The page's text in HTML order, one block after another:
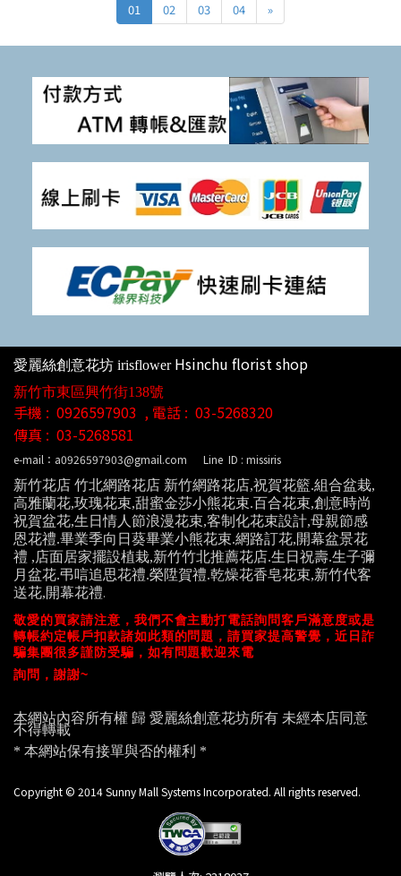
01 02 03 04 »
愛麗絲創意花坊 irisflower Hsinchu florist shop
新竹市東區興竹街138號
手機 : 0926597903 , 電話 : 03-5268320
傳真 : 03-5268581
e-mail：a0926597903@gmail.com Line ID : missiris
新竹花店 竹北網路花店 新竹網路花店,祝賀花籃.組合盆栽,
高雅蘭花,玫瑰花束,甜蜜金莎小熊花束.百合花束,創意時尚
祝賀盆花,生日情人節浪漫花束,客制化花束設計,母親節感
恩花禮.畢業季向日葵畢業小熊花束.網路訂花,開幕盆景花
禮 ,店面居家擺設植栽,新竹竹北推薦花店.生日祝壽.生子彌
月盆花.弔唁追思花禮.榮陞賀禮.乾燥花香皂花束,新竹代客
送花,開幕花禮.
敬愛的買家請注意，我們不會主動打電話詢問客戶滿意度或是
轉帳約定帳戶扣款諸如此類的問題，請買家提高警覺，近日詐
騙集團很多謹防受騙， 如有問題歡迎來電
詢問，謝謝~
本網站內容所有權 歸 愛麗絲創意花坊所有 未經本店同意
不得轉載
* 本網站保有接單與否的權利 *
Copyright © 2014 Sunny Mall Systems Incorporated. All rights reserved.